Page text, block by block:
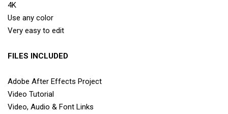
4K
Use any color
Very easy to edit
FILES INCLUDED
Adobe After Effects Project
Video Tutorial
Video, Audio & Font Links